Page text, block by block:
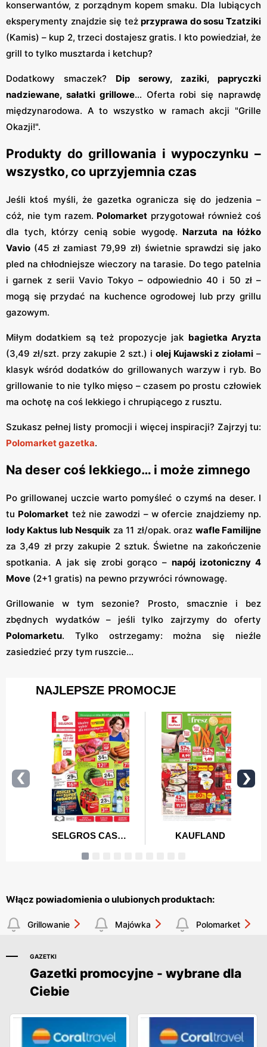
konserwantów, z porządnym kopem smaku. Dla lubiących
eksperymenty znajdzie się teżprzyprawa do sosu Tzatziki
(Kamis) – kup 2, trzeci dostajesz gratis. I kto powiedział, że
grill to tylko musztarda i ketchup?
Dodatkowy smaczek? Dip serowy, zaziki, papryczki
nadziewane, sałatki grillowe… Oferta robi się naprawdę
międzynarodowa. A to wszystko w ramach akcji "Grille
Okazji!".
Produkty do grillowania i wypoczynku –
wszystko, co uprzyjemnia czas
Jeśli ktoś myśli, że gazetka ogranicza się do jedzenia –
cóż, nie tym razem. Polomarket przygotował również coś
dla tych, którzy cenią sobie wygodę. Narzuta na łóżko
Vavio (45 zł zamiast 79,99 zł) świetnie sprawdzi się jako
pled na chłodniejsze wieczory na tarasie. Do tego patelnia
i garnek z serii Vavio Tokyo – odpowiednio 40 i 50 zł –
mogą się przydać na kuchence ogrodowej lub przy grillu
gazowym.
Miłym dodatkiem są też propozycje jak bagietka Aryzta
(3,49 zł/szt. przy zakupie 2 szt.) i olej Kujawski z ziołami –
klasyk wśród dodatków do grillowanych warzyw i ryb. Bo
grillowanie to nie tylko mięso – czasem po prostu człowiek
ma ochotę na coś lekkiego i chrupiącego z rusztu.
Szukasz pełnej listy promocji i więcej inspiracji? Zajrzyj tu:
Polomarket gazetka.
Na deser coś lekkiego… i może zimnego
Po grillowanej uczcie warto pomyśleć o czymś na deser. I
tu Polomarket też nie zawodzi – w ofercie znajdziemy np.
lody Kaktus lub Nesquik za 11 zł/opak. oraz wafle Familijne
za 3,49 zł przy zakupie 2 sztuk. Świetne na zakończenie
spotkania. A jak się zrobi gorąco –napój izotoniczny 4
Move (2+1 gratis) na pewno przywróci równowagę.
Grillowanie w tym sezonie? Prosto, smacznie i bez
zbędnych wydatków – jeśli tylko zajrzymy do oferty
Polomarketu. Tylko ostrzegamy: można się nieźle
zasiedzieć przy tym ruszcie…
Włącz powiadomienia o ulubionych produktach:
Grillowanie Majówka Polomarket
GAZETKI
Gazetki promocyjne - wybrane dla
Ciebie